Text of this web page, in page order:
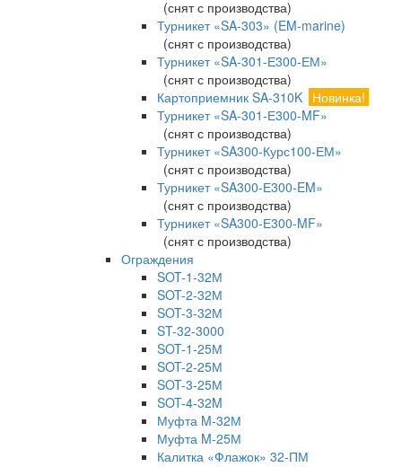
(снят с производства)
Турникет «SA-303» (EM-marine)
(снят с производства)
Турникет «SA-301-Е300-ЕМ»
(снят с производства)
Картоприемник SA-310K Новинка!
Турникет «SA-301-Е300-MF»
(снят с производства)
Турникет «SA300-Курс100-ЕМ»
(снят с производства)
Турникет «SA300-Е300-EM»
(снят с производства)
Турникет «SA300-Е300-MF»
(снят с производства)
Ограждения
SOT-1-32М
SOT-2-32М
SOT-3-32М
ST-32-3000
SOT-1-25М
SOT-2-25М
SOT-3-25М
SOT-4-32M
Муфта M-32М
Муфта M-25М
Калитка «Флажок» 32-ПМ